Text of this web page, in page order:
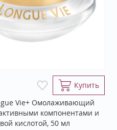
Купить
Vie+ Омолаживающий
компонентами и
кислотой, 50 мл